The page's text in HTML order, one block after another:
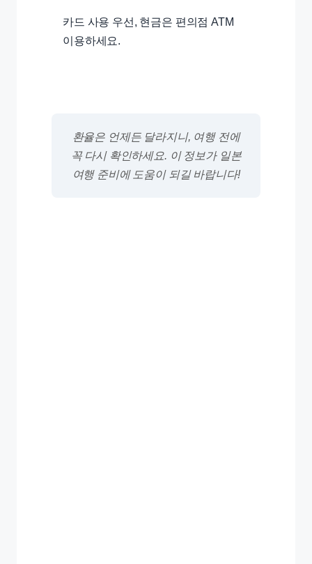
카드 사용 우선, 현금은 편의점 ATM
이용하세요.
환율은 언제든 달라지니, 여행 전에
꼭 다시 확인하세요. 이 정보가 일본
여행 준비에 도움이 되길 바랍니다!